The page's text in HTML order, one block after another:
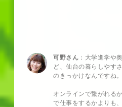
可野さん ：大学進学や
ど、仙台の暮らしやす
のきっかけなんですね。
オンラインで繋がれる
で仕事をするかよりも